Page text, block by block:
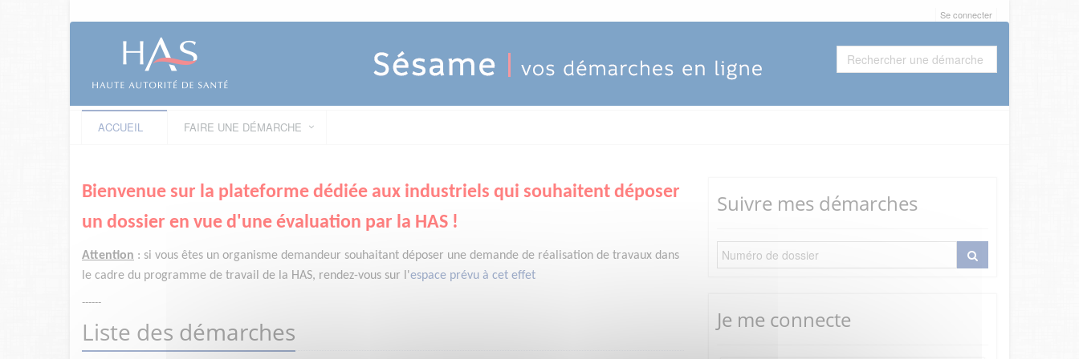
Se connecter
ACCUEIL FAIRE UNE DÉMARCHE
Bienvenue sur la plateforme dédiée aux industriels qui souhaitent déposer
un dossier en vue d'une évaluation par la HAS !
Attention : si vous êtes un organisme demandeur souhaitant déposer une demande de réalisation de travaux dans
le cadre du programme de travail de la HAS, rendez-vous sur l'espace prévu à cet effet
------
Liste des démarches
Suivre mes démarches
Je me connecte